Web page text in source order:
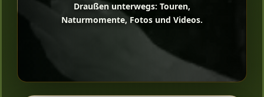
Draußen unterwegs: Touren,
Naturmomente, Fotos und Videos.